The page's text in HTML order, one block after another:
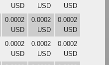
USD
USD
USD
0.0002
USD
0.0002
USD
0.0002
USD
0.0002
USD
0.0002
USD
0.0002
USD